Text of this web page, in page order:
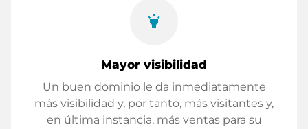
highlight
Mayor visibilidad
Un buen dominio le da inmediatamente
más visibilidad y, por tanto, más visitantes y,
en última instancia, más ventas para su